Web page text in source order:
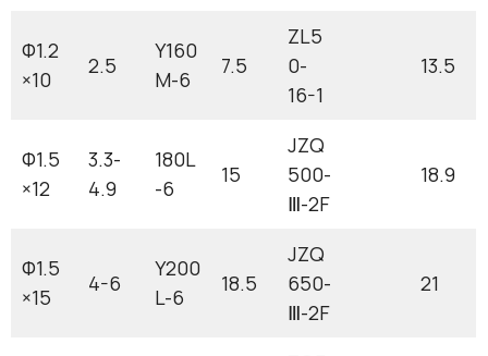
Ф1.2
×10
2.5
Y160
M-6
7.5
ZL5
0-
16-1
13.5
Ф1.5
×12
3.3-
4.9
180L
-6
15
JZQ
500-
Ⅲ-2F
18.9
Ф1.5
×15
4-6
Y200
L-6
18.5
JZQ
650-
Ⅲ-2F
21